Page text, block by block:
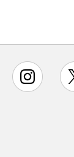
instagram